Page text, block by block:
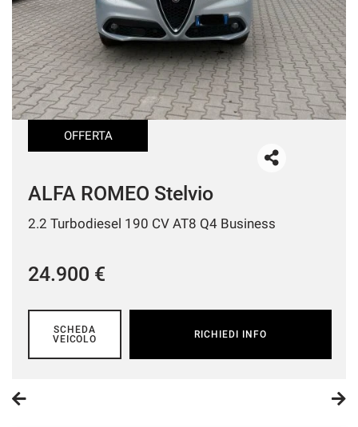
CONTATTI
OFFERTA
ALFA ROMEO Stelvio
2.2 Turbodiesel 190 CV AT8 Q4 Business
24.900 €
SCHEDA
VEICOLO
RICHIEDI INFO